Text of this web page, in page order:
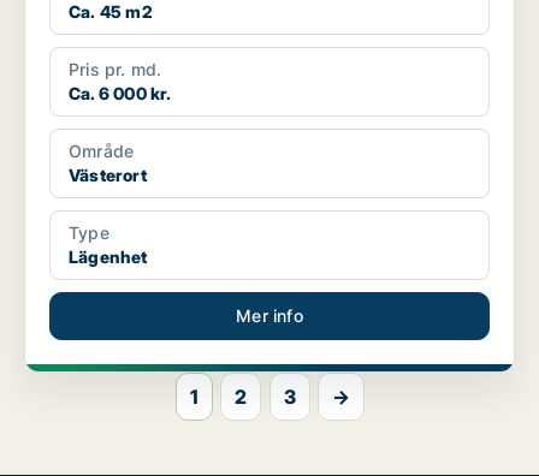
Ca. 45 m2
Pris pr. md.
Ca. 6 000 kr.
Område
Västerort
Type
Lägenhet
Mer info
1 2 3 →